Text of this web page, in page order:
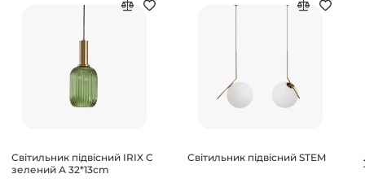
Світильник підвісний IRIX C
зелений А 32*13cm
Світильник підвісний STEM